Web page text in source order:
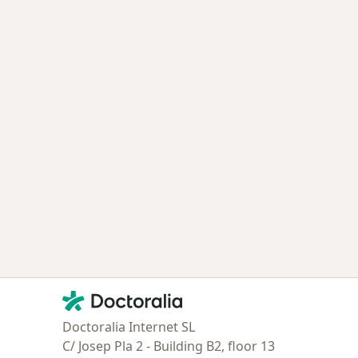
Contacto
Doctoralia - Página de inicio
Doctoralia Internet SL
C/ Josep Pla 2 - Building B2, floor 13